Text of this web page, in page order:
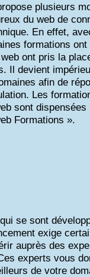
plusieurs
du web de
En effet,
formations ont
ont pris la
Il devient
afin de
Les
sont dispensées
Formations ».
se sont
exige
auprès des
experts vous
de votre